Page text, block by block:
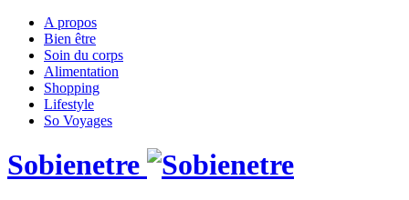
A propos
Bien être
Soin du corps
Alimentation
Shopping
Lifestyle
So Voyages
Sobienetre